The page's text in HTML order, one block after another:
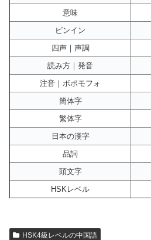
意味
ピンイン
四声｜声調
読み方｜発音
注音｜ボポモフォ
簡体字
繁体字
日本の漢字
品詞
頭文字
HSKレベル
HSK4級レベルの中国語